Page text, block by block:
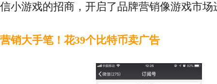
信小游戏的招商，开启了品牌营销像游戏市场
营销大手笔！花39个比特币卖广告